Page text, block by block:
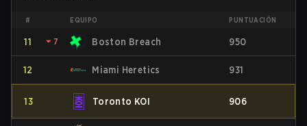
# EQUIPO PUNTUACIÓN
11 ⏷ 7 Boston Breach 950
12 Miami Heretics 931
13 Toronto KOI 906